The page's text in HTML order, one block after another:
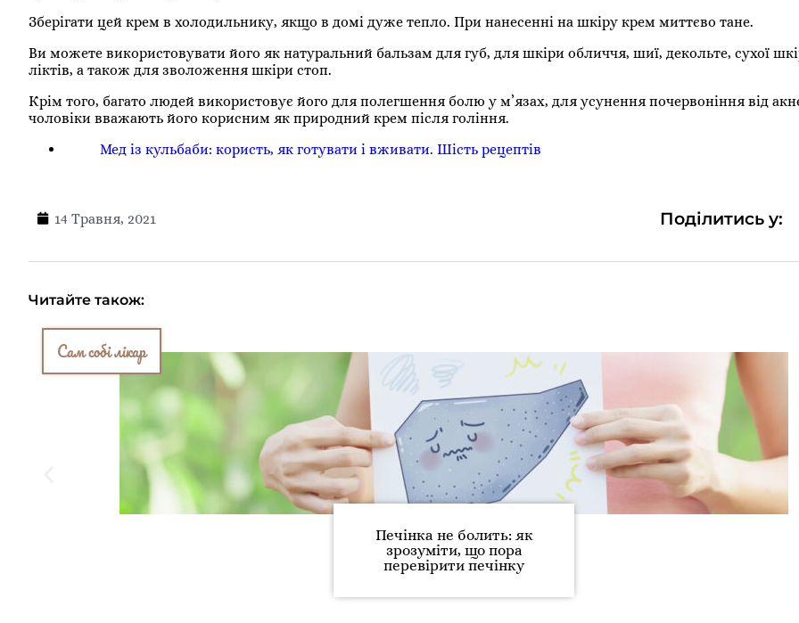
Зберігати цей крем в холодильнику, якщо в домі дуже тепло. При нанесенні на шкіру крем миттєво тане.
Ви можете використовувати його як натуральний бальзам для губ, для шкіри обличчя, шиї, декольте, сухої
ліктів, а також для зволоження шкіри стоп.
Крім того, багато людей використовує його для полегшення болю у м’язах, для усунення почервоніння від
чоловіки вважають його корисним як природний крем після гоління.
Мед із кульбаби: користь, як готувати і вживати. Шість рецептів
14 Травня, 2021 Поділитись у:
Читайте також:
Сам собі лікар
Печінка не болить: як
зрозуміти, що пора
перевірити печінку